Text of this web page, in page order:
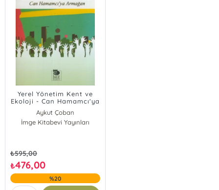
Yerel Yönetim Kent ve
Ekoloji - Can Hamamcı'ya
Armağan
Aykut Çoban
İmge Kitabevi Yayınları
₺595,00
₺476,00
%20